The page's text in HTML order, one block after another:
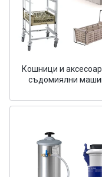
Кошници и
съдомиялни